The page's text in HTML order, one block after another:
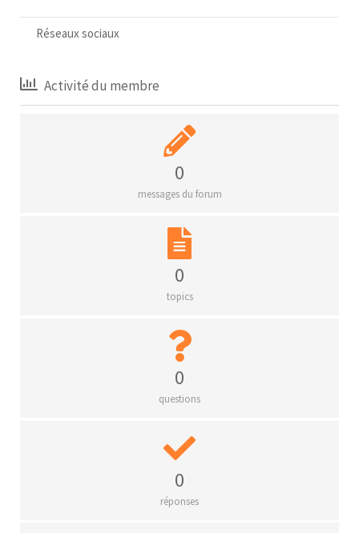
Réseaux sociaux
Activité du membre
0
messages du forum
0
topics
0
questions
0
réponses